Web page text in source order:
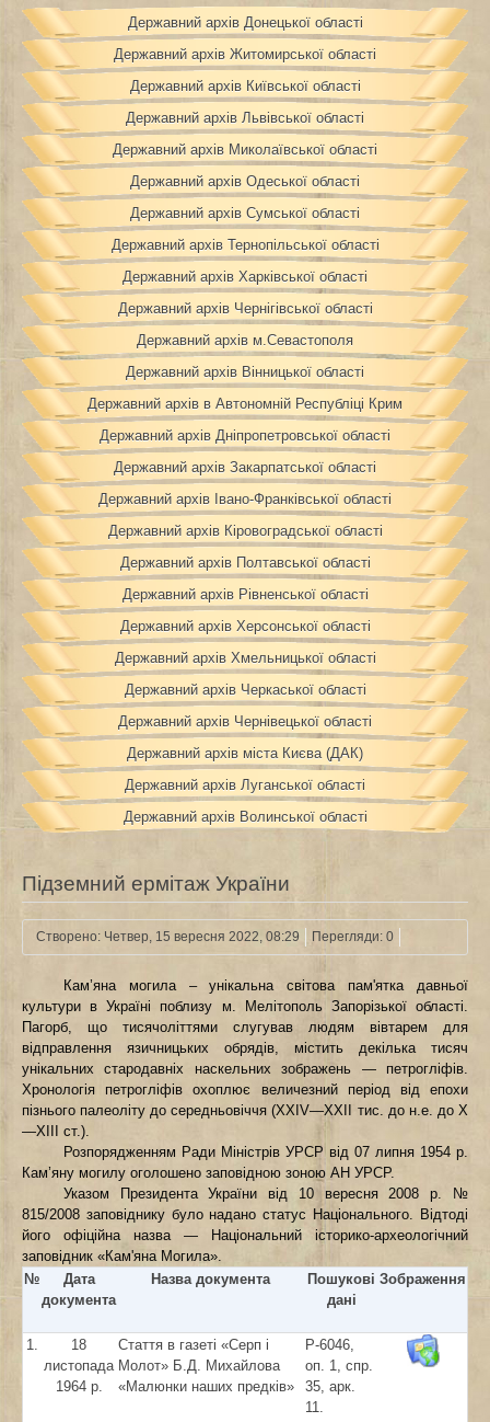
Державний архів Донецької області
Державний архів Житомирської області
Державний архів Київської області
Державний архів Львівської області
Державний архів Миколаївської області
Державний архів Одеської області
Державний архів Сумської області
Державний архів Тернопільської області
Державний архів Харківської області
Державний архів Чернігівської області
Державний архів м.Севастополя
Державний архів Вінницької області
Державний архів в Автономній Республіці Крим
Державний архів Дніпропетровської області
Державний архів Закарпатської області
Державний архів Івано-Франківської області
Державний архів Кіровоградської області
Державний архів Полтавської області
Державний архів Рівненської області
Державний архів Херсонської області
Державний архів Хмельницької області
Державний архів Черкаської області
Державний архів Чернівецької області
Державний архів міста Києва (ДАК)
Державний архів Луганської області
Державний архів Волинської області
Підземний ермітаж України
Створено: Четвер, 15 вересня 2022, 08:29 Перегляди: 0
Кам’яна могила – унікальна світова пам'ятка давньої
культури в Україні поблизу м. Мелітополь Запорізької області.
Пагорб, що тисячоліттями слугував людям вівтарем для
відправлення язичницьких обрядів, містить декілька тисяч
унікальних стародавніх наскельних зображень — петрогліфів.
Хронологія петрогліфів охоплює величезний період від епохи
пізнього палеоліту до середньовіччя (XXIV—XXII тис. до н.е. до X
—XIII ст.).
Розпорядженням Ради Міністрів УРСР від 07 липня 1954 р.
Кам’яну могилу оголошено заповідною зоною АН УРСР.
Указом Президента України від 10 вересня 2008 р. №
815/2008 заповіднику було надано статус Національного. Відтоді
його офіційна назва — Національний історико-археологічний
заповідник «Кам'яна Могила».
№
Дата
документа
Назва документа
Пошукові
дані
Зображення
1.
18
листопада
1964 р.
Стаття в газеті «Серп і
Молот» Б.Д. Михайлова
«Малюнки наших предків»
Р-6046,
оп. 1, спр.
35, арк.
11.